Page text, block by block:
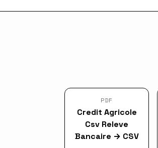
PDF
Credit Agricole
Csv Releve
Bancaire → CSV